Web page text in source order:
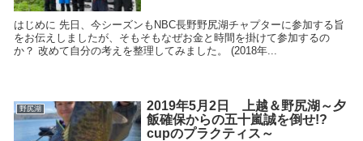
はじめに 先日、今シーズンもNBC長野野尻湖チャプターに参加する旨
をお伝えしましたが、そもそもなぜお金と時間を掛けて参加するの
か？ 改めて自分の考えを整理してみました。 (2018年...
野尻湖
2019年5月2日 上越＆野尻湖～夕
飯確保からの五十嵐誠を倒せ!?
cupのプラクティス～